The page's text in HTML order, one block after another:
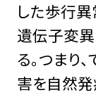
した歩行異
遺伝子変
る。つまり
害を自然発